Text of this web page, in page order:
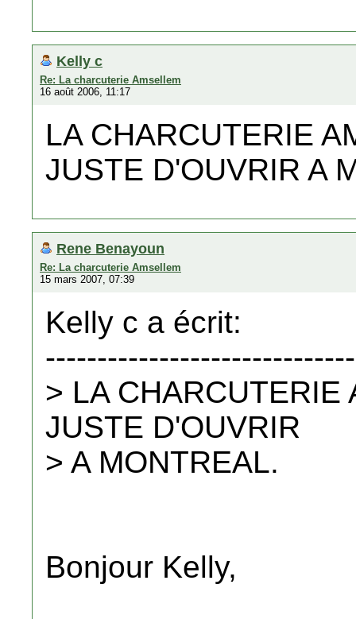
Kelly c
Re: La charcuterie Amsellem
16 août 2006, 11:17
LA CHARCUTERIE
JUSTE D'OUVRIR A
Rene Benayoun
Re: La charcuterie Amsellem
15 mars 2007, 07:39
Kelly c a écrit:
> LA CHARCUTERIE
JUSTE D'OUVRIR
> A MONTREAL.
Bonjour Kelly,